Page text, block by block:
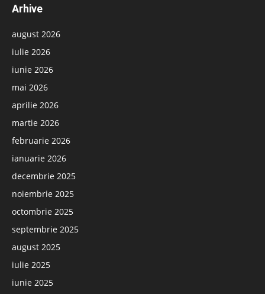
Arhive
august 2026
iulie 2026
iunie 2026
mai 2026
aprilie 2026
martie 2026
februarie 2026
ianuarie 2026
decembrie 2025
noiembrie 2025
octombrie 2025
septembrie 2025
august 2025
iulie 2025
iunie 2025